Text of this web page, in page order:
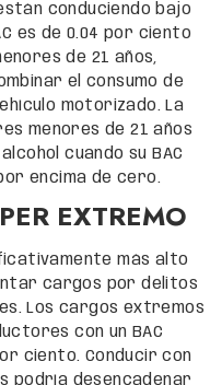
conduciendo bajo
es de 0.04 por ciento
de 21 años,
el consumo de
motorizado. La
menores de 21 años
cuando su BAC
encima de cero.
EXTREMO
más alto
cargos por delitos
Los cargos extremos
con un BAC
ciento. Conducir con
podría desencadenar